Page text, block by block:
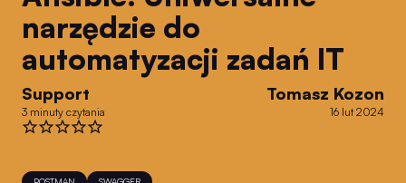
narzędzie do
automatyzacji zadań IT
Support
3 minuty czytania
Tomasz Kozon
16 lut 2024